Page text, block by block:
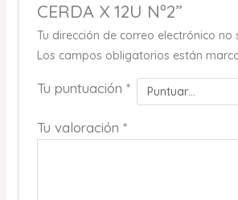
CERDA X 12U Nº2”
Tu dirección de correo electrónico no
Los campos obligatorios están
Tu puntuación *
Tu valoración *